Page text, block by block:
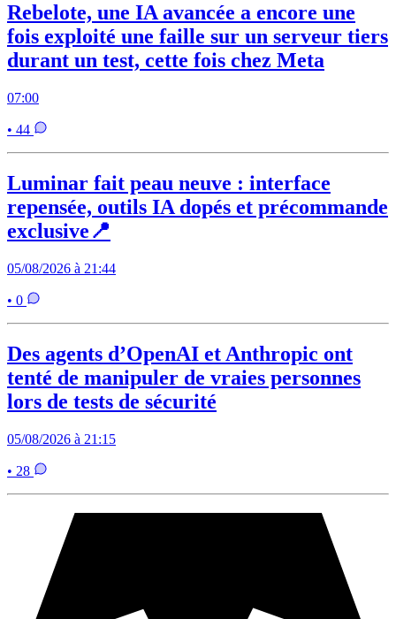
Rebelote, une IA avancée a encore une
fois exploité une faille sur un serveur tiers
durant un test, cette fois chez Meta
07:00
• 44
Luminar fait peau neuve : interface
repensée, outils IA dopés et précommande
exclusive📍
05/08/2026 à 21:44
• 0
Des agents d’OpenAI et Anthropic ont
tenté de manipuler de vraies personnes
lors de tests de sécurité
05/08/2026 à 21:15
• 28